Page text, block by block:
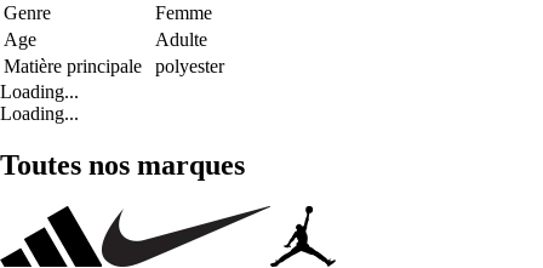
Genre
Femme
Age
Adulte
Matière principale
polyester
Loading...
Loading...
Toutes nos marques